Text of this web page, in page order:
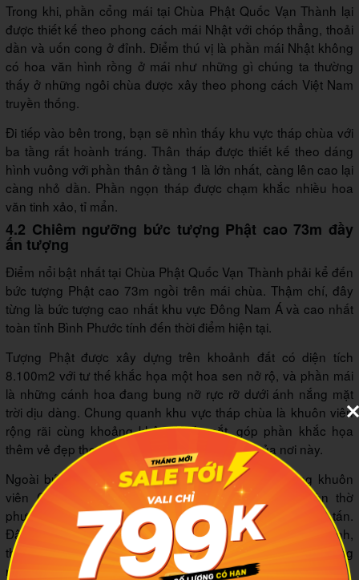
Trong khi, phần cổng mái tại Chùa Phật Quốc Vạn Thành lại
được thiết kế theo phong cách mái Nhật với chóp thẳng, thoải
dần và uốn cong ở đỉnh. Điểm thú vị là phần mái Nhật không
có hoa văn hình rồng ở mái như những gì chúng ta thường
thấy ở những ngôi chùa được xây theo phong cách Việt Nam
truyền thống.
Đi tiếp vào bên trong, bạn sẽ nhìn thấy khu vực tháp chùa với
ba tầng rất hoành tráng. Thân tháp được thiết kế theo dáng
hình vuông với phần thân ở tầng 1 là lớn nhất, càng lên cao lại
càng nhỏ dần. Phần ngọn tháp được chạm khắc nhiều hoa
văn tinh xảo, tỉ mẩn.
4.2 Chiêm ngưỡng bức tượng Phật cao 73m đầy
ấn tượng
Điểm nổi bật nhất tại Chùa Phật Quốc Vạn Thành phải kể đến
bức tượng Phật cao 73m ngồi trên mái chùa. Thậm chí, đây
từng là bức tượng cao nhất khu vực Đông Nam Á và cao nhất
toàn tỉnh Bình Phước tính đến thời điểm hiện tại.
Tượng Phật được xây dựng trên khoảnh đất có diện tích
8.100m2 với tư thế khắc họa một hoa sen nở rộ, và phần mái
là những cánh hoa đang bung nỡ rực rỡ dưới ánh nắng mặt
trời dịu dàng. Chung quanh khu vực tháp chùa là khuôn viên
rộng rãi cùng khoảng không mát mắt, góp phần khắc họa
thêm vẻ đẹp thoáng đãng, thanh tịnh vốn có của nơi này.
Ngoài bức tượng Phật cao 73m đầy ấn tượng, trong khuôn
viên Chùa Phật Quốc Vạn Thành hiện nay vẫn còn thờ
phượng một bức tượng Phật Di Lặc cao 30m và nặng tới 1 tấn.
Đây là điều thu hút đông đảo Phật tử ghé về đây vãn cảnh,
thắp hương và bái phỏng trong những dịp lễ quan trọng trong
năm.